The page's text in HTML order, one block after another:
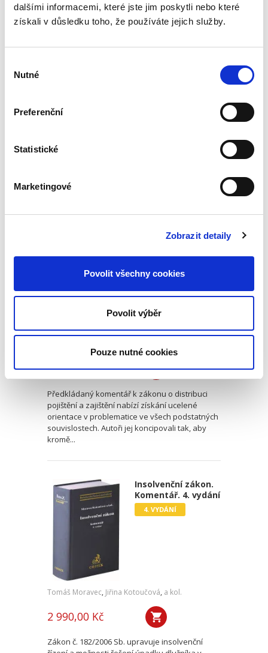
dalšími informacemi, které jste jim poskytli nebo které
získali v důsledku toho, že používáte jejich služby.
souhlasu
Nutné
Preferenční
Statistické
Marketingové
Zobrazit detaily
Povolit všechny cookies
Povolit výběr
Pouze nutné cookies
5. VYDÁNÍ
Správu daní lze za více jak 10 let od účinnosti
předmětem významnějších judikatorních
zásahů a změn. Judikatura k...
Zákon o distribuci
Komentář
1 290,00 Kč
Předkládaný komentář k zákonu o distribuci
pojištění a zajištění nabízí získání ucelené
orientace v problematice ve všech podstatných
souvislostech. Autoři jej koncipovali tak, aby
kromě...
Insolvenční zákon.
Komentář. 4. vydání
4. VYDÁNÍ
Tomáš Moravec, Jiřina Kotoučová, a kol.
2 990,00 Kč
Zákon č. 182/2006 Sb. upravuje insolvenční